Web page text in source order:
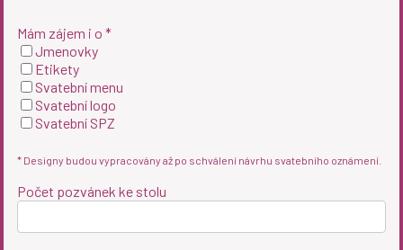
Mám zájem i o *
Jmenovky
Etikety
Svatební menu
Svatební logo
Svatební SPZ
* Designy budou vypracovány až po schválení návrhu svatebního oznámení.
Počet pozvánek ke stolu